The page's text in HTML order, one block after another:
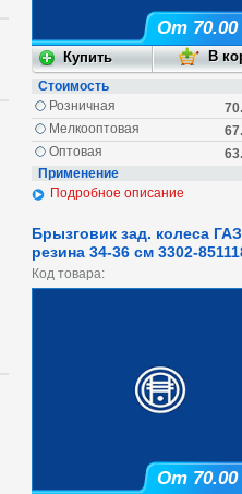
От 70.00
Стоимость
Розничная
Мелкооптовая
Оптовая
Применение
Подробное описание
Брызговик зад. колеса
резина 34-36 см 3302-
Код товара:
От 70.00